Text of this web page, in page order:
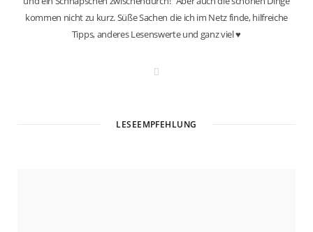
kommen nicht zu kurz. Süße Sachen die ich im Netz finde, hilfreiche
Tipps, anderes Lesenswerte und ganz viel ♥
e
LESEEMPFEHLUNG